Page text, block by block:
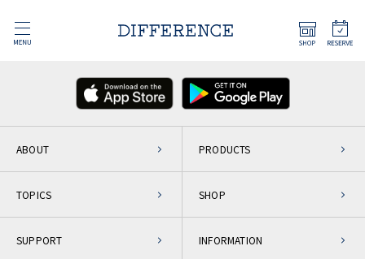
ABOUT PRODUCTS
TOPICS SHOP
SUPPORT INFORMATION